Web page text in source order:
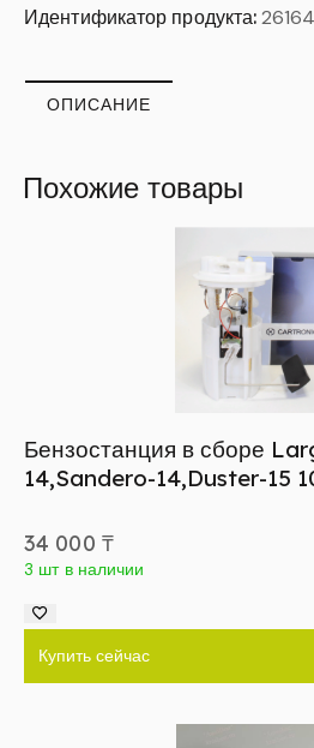
Идентификатор продукта:26164
ОПИСАНИЕ
Похожие товары
Бензостанция в сборе
14,Sandero-14,Duster-15
34 000 ₸
3 шт в наличии
Купить сейчас